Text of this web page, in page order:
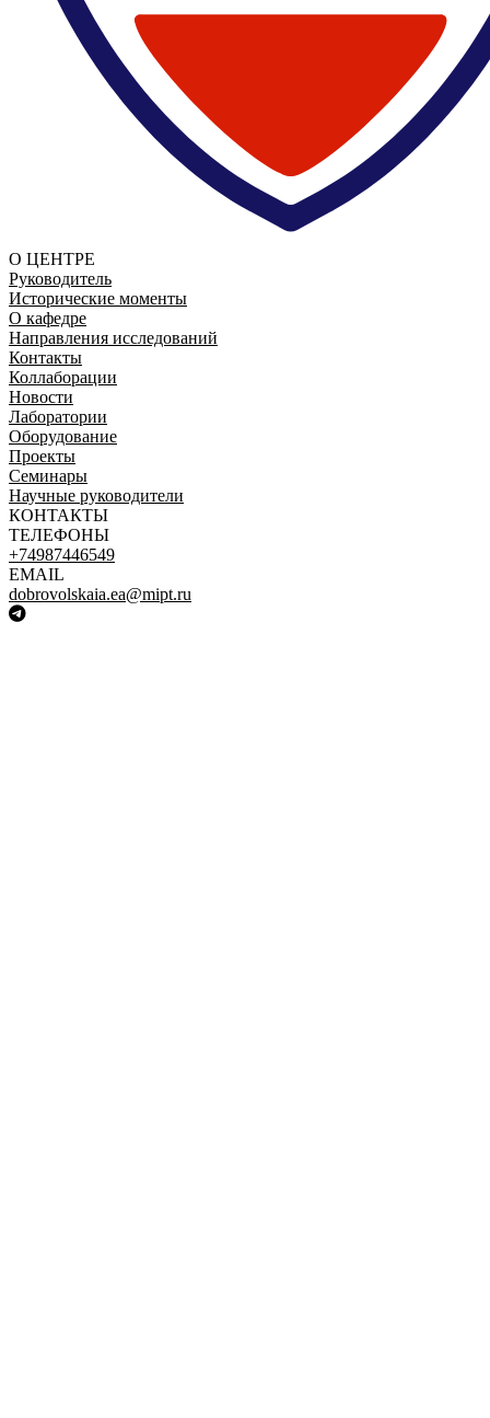
О ЦЕНТРЕ
Руководитель
Исторические моменты
О кафедре
Направления исследований
Контакты
Коллаборации
Новости
Лаборатории
Оборудование
Проекты
Семинары
Научные руководители
КОНТАКТЫ
ТЕЛЕФОНЫ
+74987446549
EMAIL
dobrovolskaia.ea@mipt.ru